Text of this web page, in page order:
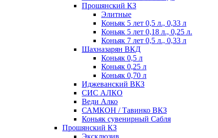
Прошянский КЗ
Элитные
Коньяк 5 лет 0,5 л., 0,33 л
Коньяк 5 лет 0,18 л., 0,25 л.
Коньяк 7 лет 0,5 л., 0,33 л
Шахназарян ВКД
Коньяк 0,5 л
Коньяк 0,25 л
Коньяк 0,70 л
Иджеванский ВКЗ
СИС АЛКО
Веди Алко
САМКОН / Тавинко ВКЗ
Коньяк сувенирный Сабля
Прошянский КЗ
Эксклюзив